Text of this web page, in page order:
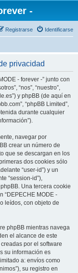
-
Identificarse
Registrarse
privacidad
- forever -” junto con
“nos”, “nuestro”,
y phpBB (de aquí en
“phpBB Limited”,
durante cualquier
navegar por
crear un número de
que se descargan en los
dos cookies sólo
“user-id”) y un
“session-id”),
Una tercera cookie
“DEPECHE MODE -
leídos, con objeto de
phpBB mientras navega
el alcance de este
por el software
su información es
a: envíos como
su registro en